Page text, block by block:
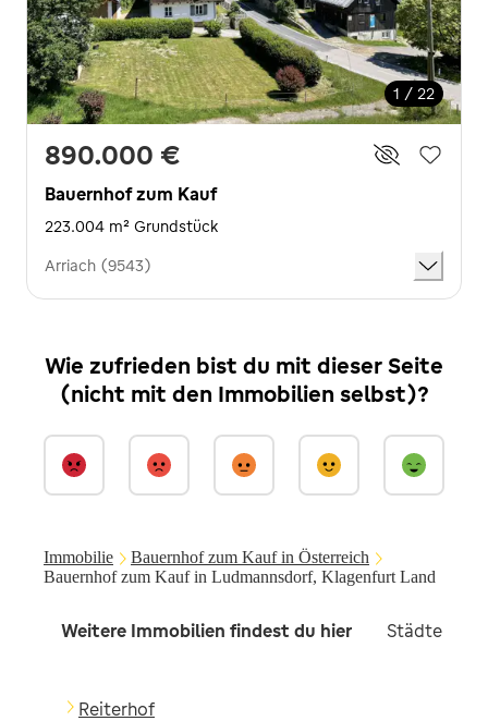
1 / 22
890.000 €
Bauernhof zum Kauf
223.004 m² Grundstück
Arriach (9543)
Wie zufrieden bist du mit dieser Seite
(nicht mit den Immobilien selbst)?
Immobilie
Bauernhof zum Kauf in Österreich
Bauernhof zum Kauf in Ludmannsdorf, Klagenfurt Land
Weitere Immobilien findest du hier Städte in
Reiterhof